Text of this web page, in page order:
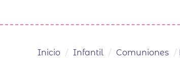
Inicio / Infantil / Comuniones /